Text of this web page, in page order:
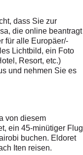
dass Sie zur
die online beantragt
für alle Europäer/-
Lichtbild, ein Foto
Resort, etc.)
und nehmen Sie es
von diesem
ein 45-minütiger Flug
buchen. Eldoret
Iten reisen.